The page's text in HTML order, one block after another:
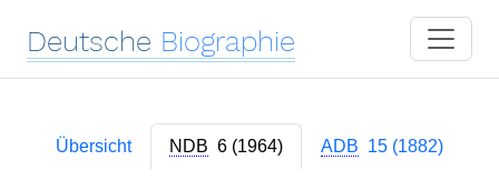
Deutsche Biographie
Übersicht NDB 6 (1964) ADB 15 (1882)